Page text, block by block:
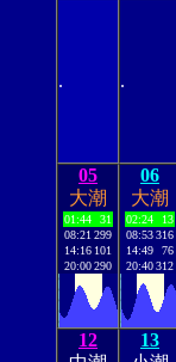
. .
05
大潮
01:44
31
08:21 299
14:16 101
20:00290
06
大潮
02:24
13
08:53316
14:49
76
20:40312
12
13